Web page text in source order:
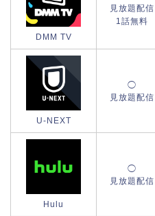
DMM TV
見放題配信
1話無料
U-NEXT
◯
見放題配信
Hulu
◯
見放題配信